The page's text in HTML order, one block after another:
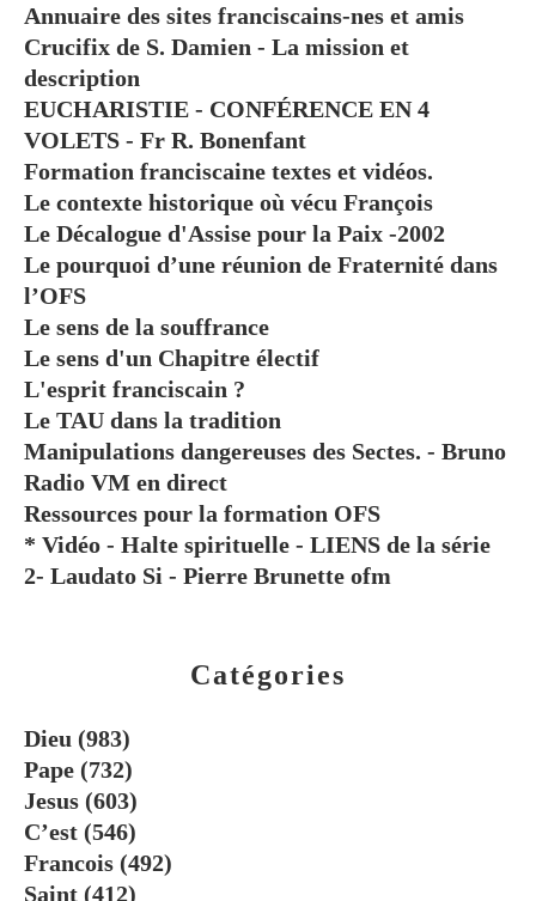
Catégories
Dieu (983)
Pape (732)
Jesus (603)
C’est (546)
Francois (492)
Saint (412)
Annuaire des sites franciscains-nes et amis
Crucifix de S. Damien - La mission et
description
EUCHARISTIE - CONFÉRENCE EN 4
VOLETS - Fr R. Bonenfant
Formation franciscaine textes et vidéos.
Le contexte historique où vécu François
Le Décalogue d'Assise pour la Paix -2002
Le pourquoi d’une réunion de Fraternité dans
l’OFS
Le sens de la souffrance
Le sens d'un Chapitre électif
L'esprit franciscain ?
Le TAU dans la tradition
Manipulations dangereuses des Sectes. - Bruno
Radio VM en direct
Ressources pour la formation OFS
* Vidéo - Halte spirituelle - LIENS de la série
2- Laudato Si - Pierre Brunette ofm